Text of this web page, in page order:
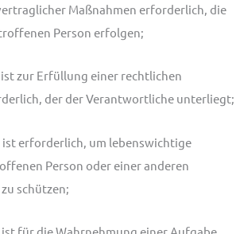
Maßnahmen erforderlich, die
Person erfolgen;
zur Erfüllung einer rechtlichen
der der Verantwortliche unterliegt;
erforderlich, um lebenswichtige
Person oder einer anderen
schützen;